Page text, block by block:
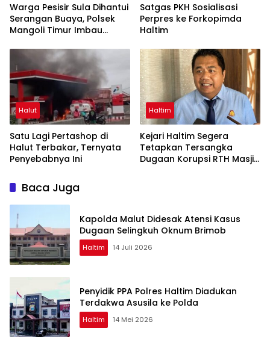
Warga Pesisir Sula Dihantui
Serangan Buaya, Polsek
Mangoli Timur Imbau
Satgas PKH Sosialisasi
Perpres ke Forkopimda
Haltim
Halut
Satu Lagi Pertashop di
Halut Terbakar, Ternyata
Penyebabnya Ini
Haltim
Kejari Haltim Segera
Tetapkan Tersangka
Dugaan Korupsi RTH Masjid
Baca Juga
Kapolda Malut Didesak Atensi Kasus
Dugaan Selingkuh Oknum Brimob
Haltim 14 Juli 2026
Penyidik PPA Polres Haltim Diadukan
Terdakwa Asusila ke Polda
Haltim 14 Mei 2026